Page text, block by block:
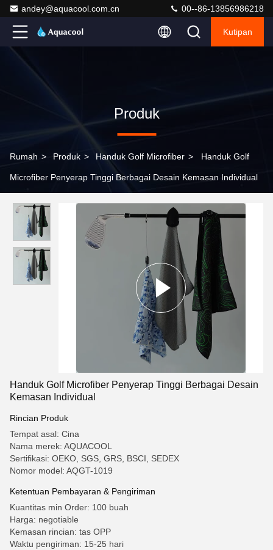
andey@aquacool.com.cn 00--86-13856986218
Kutipan
Produk
Rumah > Produk > Handuk Golf Microfiber > Handuk Golf
Microfiber Penyerap Tinggi Berbagai Desain Kemasan Individual
Handuk Golf Microfiber Penyerap Tinggi Berbagai Desain
Kemasan Individual
Rincian Produk
Tempat asal: Cina
Nama merek: AQUACOOL
Sertifikasi: OEKO, SGS, GRS, BSCI, SEDEX
Nomor model: AQGT-1019
Ketentuan Pembayaran & Pengiriman
Kuantitas min Order: 100 buah
Harga: negotiable
Kemasan rincian: tas OPP
Waktu pengiriman: 15-25 hari